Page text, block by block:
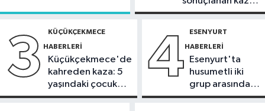
güvenlik görevlisi alınacak
Güncel
faciayı önledi: Şüpheli gözaltında
Sürücü
3 KÜÇÜKÇEKMECE
HABERLERI
Küçükçekmece'de
kahreden kaza: 5
yaşındaki çocuk
yoğun bakımda
4 ESENYURT
HABERLERI
Esenyurt'ta
husumetli iki
grup arasında
silahlı kavga